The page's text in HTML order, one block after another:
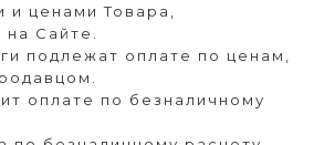
и ценами Товара,
на Сайте.
подлежат оплате по ценам,
оплате по безналичному